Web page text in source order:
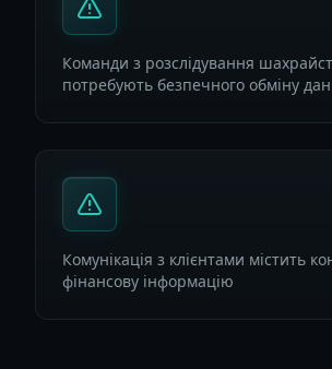
Команди з розслідування
потребують безпечного обміну
Комунікація з клієнтами містить
фінансову інформацію